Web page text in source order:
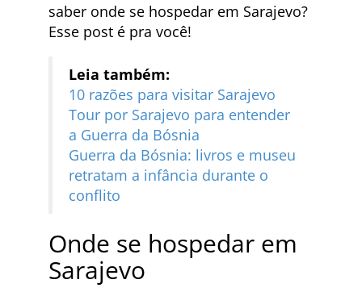
saber onde se hospedar em Sarajevo?
Esse post é pra você!
Leia também:
10 razões para visitar Sarajevo
Tour por Sarajevo para entender
a Guerra da Bósnia
Guerra da Bósnia: livros e museu
retratam a infância durante o
conflito
Onde se hospedar em
Sarajevo